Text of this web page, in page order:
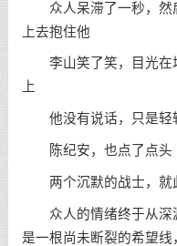
众人呆滞了一秒，然
上去抱住他
李山笑了笑，目光在
上
他没有说话，只是轻
陈纪安，也点了点头
两个沉默的战士，就
众人的情绪终于从深
是一根尚未断裂的希望